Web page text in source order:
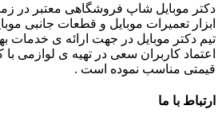
دکتر موبایل شاپ فروشگاهی معتبر در
ابزار تعمیرات موبایل و قطعات جانبی
تیم دکتر موبایل در جهت ارائه ی خدمات
اعتماد کاربران سعی در تهیه ی لوازمی با
قیمتی مناسب نموده است .
ارتباط با ما